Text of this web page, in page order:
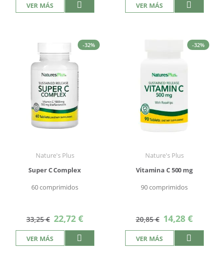
VER MÁS VER MÁS
-32%
Nature's Plus
Super C Complex
60 comprimidos
33,25 € Precio
especial
22,72 €
VER MÁS
-32%
Nature's Plus
Vitamina C 500 mg
90 comprimidos
20,85 € Precio
especial
14,28 €
VER MÁS